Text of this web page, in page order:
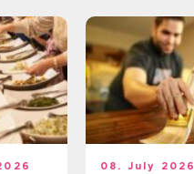
08. July 2026